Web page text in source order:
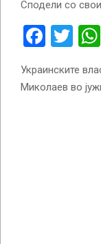
Сподели со
Украинските
Миколаев во